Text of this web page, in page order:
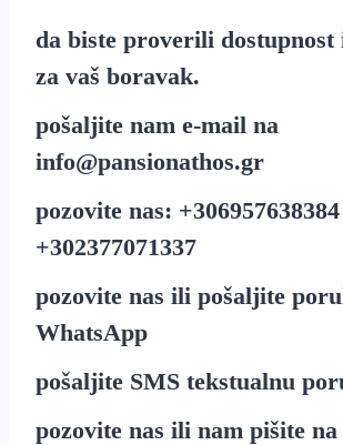
da biste proverili dostupnost
za vaš boravak.
pošaljite nam e-mail na
info@pansionathos.gr
pozovite nas: +306957638384
+302377071337
pozovite nas ili pošaljite
WhatsApp
pošaljite SMS tekstualnu
pozovite nas ili nam pišite na